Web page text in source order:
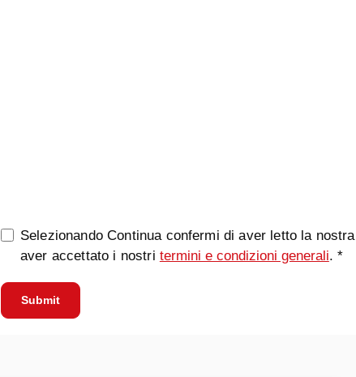
Selezionando Continua confermi di aver letto la nostra
aver accettato i nostri termini e condizioni generali. *
Submit